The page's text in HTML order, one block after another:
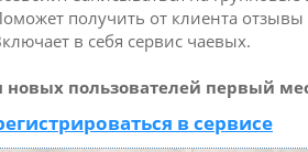
получить от клиента отзывы
в себя сервис чаевых.
новых пользователей первый
в сервисе